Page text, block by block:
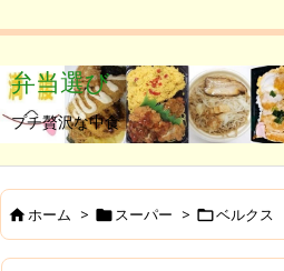
弁当選び
プチ贅沢な中食
ホーム > スーパー > ベルクス